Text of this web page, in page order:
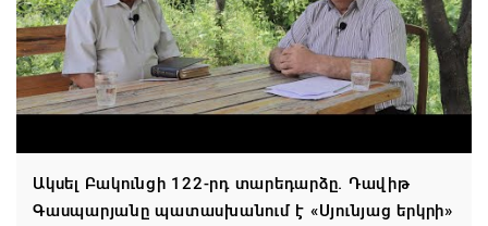
Ակսել Բակունցի 122-րդ տարեդարձը. Դավիթ
Գասպարյանը պատասխանում է «Սյունյաց երկրի»